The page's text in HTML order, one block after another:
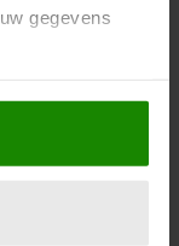
gegevens
kan zijn
(fingerprinting)